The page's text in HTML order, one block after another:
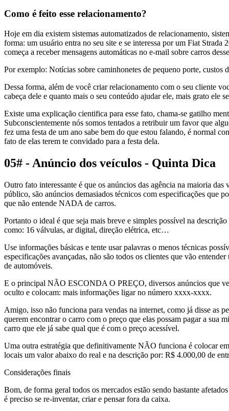
Como é feito esse relacionamento?
Hoje em dia existem sistemas automatizados de relacionamento,
forma: um usuário entra no seu site e se interessa por um Fiat Strada
começa a receber mensagens automáticas no e-mail sobre carros
Por exemplo: Notícias sobre caminhonetes de pequeno porte, custos
Dessa forma, além de você criar relacionamento com o seu cliente
cabeça dele e quanto mais o seu conteúdo ajudar ele, mais grato ele
Existe uma explicação cientifica para esse fato, chama-se gatilho
Subconscientemente nós somos tentados a retribuir um favor que
fez uma festa de um ano sabe bem do que estou falando, é normal
fato de elas terem te convidado para a festa dela.
05# - Anúncio dos veículos - Quinta Dica
Outro fato interessante é que os anúncios das agência na maioria das
público, são anúncios demasiados técnicos com especificações que
que não entende NADA de carros.
Portanto o ideal é que seja mais breve e simples possível na
como: 16 válvulas, ar digital, direção elétrica, etc…
Use informações básicas e tente usar palavras o menos técnicas
especificações avançadas, não são todos os clientes que vão
de automóveis.
E o principal NÃO ESCONDA O PREÇO, diversos anúncios que
oculto e colocam: mais informações ligar no número xxxx-xxxx.
Amigo, isso não funciona para vendas na internet, como já disse as
querem encontrar o carro com o preço que elas possam pagar a sua
carro que ele já sabe qual que é com o preço acessível.
Uma outra estratégia que definitivamente NÃO funciona é colocar
locais um valor abaixo do real e na descrição por: R$ 4.000,00 de
Considerações finais
Bom, de forma geral todos os mercados estão sendo bastante
é preciso se re-inventar, criar e pensar fora da caixa.